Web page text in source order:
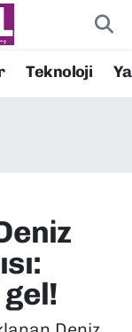
Teknoloji